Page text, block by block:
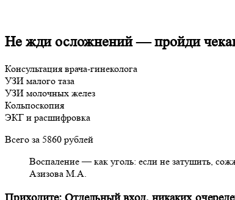
Не жди осложнений — пройди
Консультация врача-гинеколога
УЗИ малого таза
УЗИ молочных желез
Кольпоскопия
ЭКГ и расшифровка
Всего за 5860 рублей
Воспаление — как уголь: если не затушить,
Азизова М.А.